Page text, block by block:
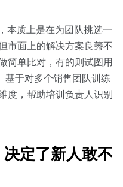
本质上是在为团队挑选一
市面上的解决方案良莠不
简单比对，有的则试图用
基于对多个销售团队训练
度，帮助培训负责人识别
定了新人敢不